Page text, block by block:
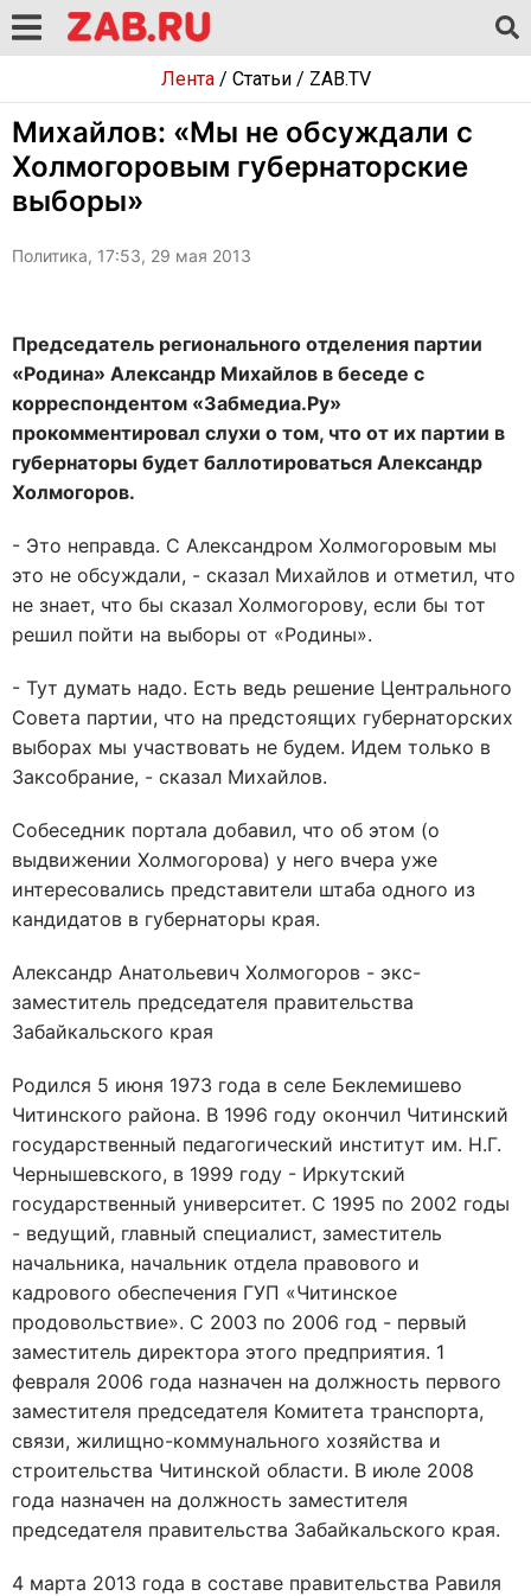
Лента/ Статьи/ ZAB.TV
Михайлов: «Мы не обсуждали с
Холмогоровым губернаторские
выборы»
Политика, 17:53, 29 мая 2013
Председатель регионального отделения партии
«Родина» Александр Михайлов в беседе с
корреспондентом «Забмедиа.Ру»
прокомментировал слухи о том, что от их партии в
губернаторы будет баллотироваться Александр
Холмогоров.
- Это неправда. С Александром Холмогоровым мы
это не обсуждали, - сказал Михайлов и отметил, что
не знает, что бы сказал Холмогорову, если бы тот
решил пойти на выборы от «Родины».
- Тут думать надо. Есть ведь решение Центрального
Совета партии, что на предстоящих губернаторских
выборах мы участвовать не будем. Идем только в
Заксобрание, - сказал Михайлов.
Собеседник портала добавил, что об этом (о
выдвижении Холмогорова) у него вчера уже
интересовались представители штаба одного из
кандидатов в губернаторы края.
Александр Анатольевич Холмогоров - экс-
заместитель председателя правительства
Забайкальского края
Родился 5 июня 1973 года в селе Беклемишево
Читинского района. В 1996 году окончил Читинский
государственный педагогический институт им. Н.Г.
Чернышевского, в 1999 году - Иркутский
государственный университет. С 1995 по 2002 годы
- ведущий, главный специалист, заместитель
начальника, начальник отдела правового и
кадрового обеспечения ГУП «Читинское
продовольствие». С 2003 по 2006 год - первый
заместитель директора этого предприятия. 1
февраля 2006 года назначен на должность первого
заместителя председателя Комитета транспорта,
связи, жилищно-коммунального хозяйства и
строительства Читинской области. В июле 2008
года назначен на должность заместителя
председателя правительства Забайкальского края.
4 марта 2013 года в составе правительства Равиля